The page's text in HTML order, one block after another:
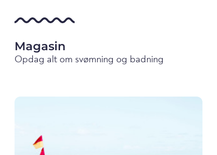
Magasin
Opdag alt om svømning og badning